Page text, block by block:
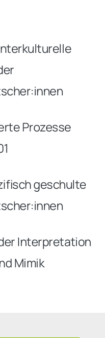
Prozesse
geschulte
Interpretation
Mimik